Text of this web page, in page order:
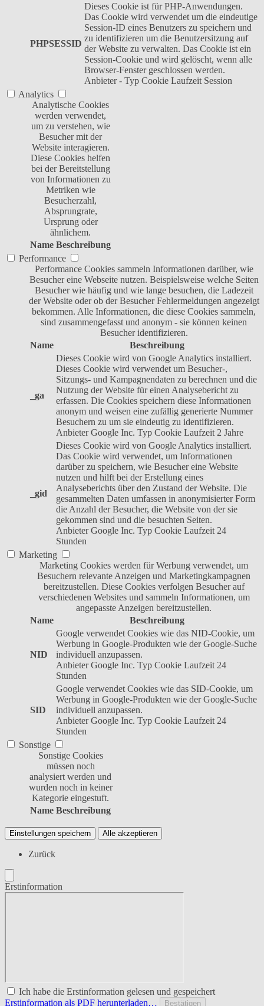
PHPSESSID
Dieses Cookie ist für PHP-Anwendungen.
Das Cookie wird verwendet um die eindeutige
Session-ID eines Benutzers zu speichern und
zu identifizieren um die Benutzersitzung auf
der Website zu verwalten. Das Cookie ist ein
Session-Cookie und wird gelöscht, wenn alle
Browser-Fenster geschlossen werden.
Anbieter - Typ Cookie Laufzeit Session
Analytics
Analytische Cookies
werden verwendet,
um zu verstehen, wie
Besucher mit der
Website interagieren.
Diese Cookies helfen
bei der Bereitstellung
von Informationen zu
Metriken wie
Besucherzahl,
Absprungrate,
Ursprung oder
ähnlichem.
Name Beschreibung
Performance
Performance Cookies sammeln Informationen darüber, wie
Besucher eine Webseite nutzen. Beispielsweise welche Seiten
Besucher wie häufig und wie lange besuchen, die Ladezeit
der Website oder ob der Besucher Fehlermeldungen angezeigt
bekommen. Alle Informationen, die diese Cookies sammeln,
sind zusammengefasst und anonym - sie können keinen
Besucher identifizieren.
Name
Beschreibung
_ga
Dieses Cookie wird von Google Analytics installiert.
Dieses Cookie wird verwendet um Besucher-,
Sitzungs- und Kampagnendaten zu berechnen und die
Nutzung der Website für einen Analysebericht zu
erfassen. Die Cookies speichern diese Informationen
anonym und weisen eine zufällig generierte Nummer
Besuchern zu um sie eindeutig zu identifizieren.
Anbieter Google Inc. Typ Cookie Laufzeit 2 Jahre
_gid
Dieses Cookie wird von Google Analytics installiert.
Das Cookie wird verwendet, um Informationen
darüber zu speichern, wie Besucher eine Website
nutzen und hilft bei der Erstellung eines
Analyseberichts über den Zustand der Website. Die
gesammelten Daten umfassen in anonymisierter Form
die Anzahl der Besucher, die Website von der sie
gekommen sind und die besuchten Seiten.
Anbieter Google Inc. Typ Cookie Laufzeit 24
Stunden
Marketing
Marketing Cookies werden für Werbung verwendet, um
Besuchern relevante Anzeigen und Marketingkampagnen
bereitzustellen. Diese Cookies verfolgen Besucher auf
verschiedenen Websites und sammeln Informationen, um
angepasste Anzeigen bereitzustellen.
Name
Beschreibung
NID
Google verwendet Cookies wie das NID-Cookie, um
Werbung in Google-Produkten wie der Google-Suche
individuell anzupassen.
Anbieter Google Inc. Typ Cookie Laufzeit 24
Stunden
SID
Google verwendet Cookies wie das SID-Cookie, um
Werbung in Google-Produkten wie der Google-Suche
individuell anzupassen.
Anbieter Google Inc. Typ Cookie Laufzeit 24
Stunden
Sonstige
Sonstige Cookies
müssen noch
analysiert werden und
wurden noch in keiner
Kategorie eingestuft.
Name Beschreibung
Einstellungen speichern Alle akzeptieren
Zurück
Erstinformation
Ich habe die Erstinformation gelesen und gespeichert
Erstinformation als PDF herunterladen…
Bestätigen